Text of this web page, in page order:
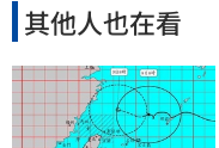
其他人也在看